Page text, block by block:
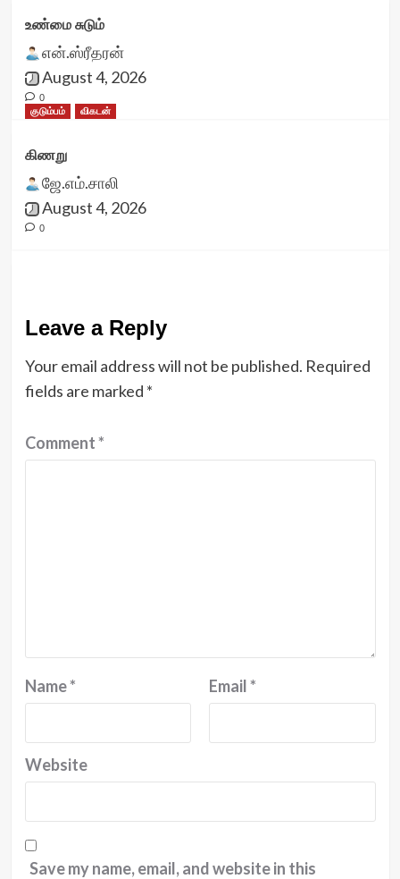
உண்மை சுடும்
என்.ஸ்ரீதரன்
August 4, 2026
0
குடும்பம்
விகடன்
கிணறு
ஜே.எம்.சாலி
August 4, 2026
0
Leave a Reply
Your email address will not be published. Required
fields are marked *
Comment*
Name* Email*
Website
Save my name, email, and website in this